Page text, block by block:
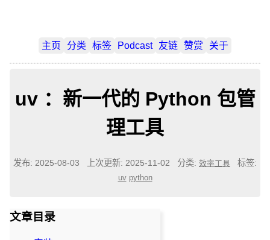
主页 分类 标签 Podcast 友链 赞赏 关于
uv ：新一代的 Python 包管
理工具
发布: 2025-08-03 上次更新: 2025-11-02 分类: 效率工具 标签:
uv python
文章目录